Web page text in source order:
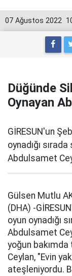
07 Ağustos 2022
Düğünde
Oynayan
GİRESUN'un
oynadığı
Abdulsamet
Gülsen Mutlu
(DHA) -
oyun oynadığı
Abdulsamet
yoğun
Ceylan, "Evin
ateşleniyordu.